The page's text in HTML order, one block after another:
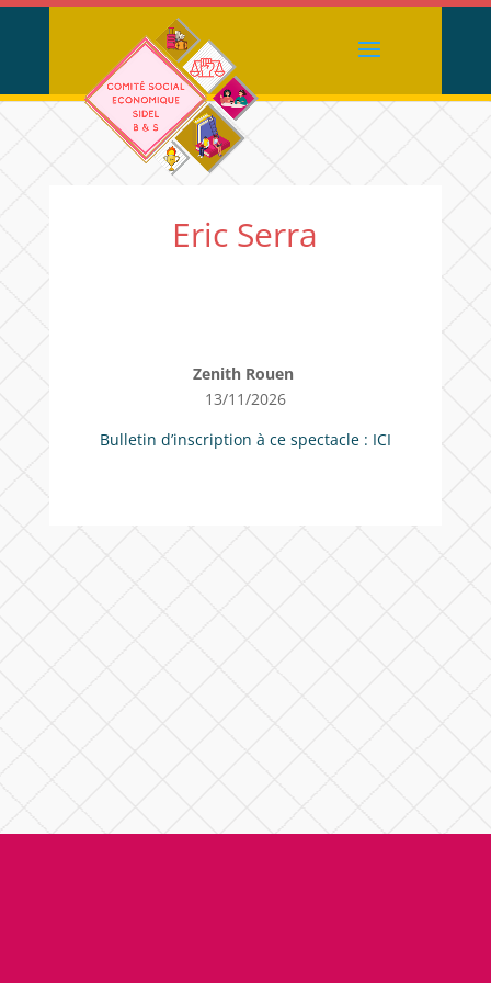
Eric Serra
Zenith Rouen
13/11/2026
Bulletin d’inscription à ce spectacle : ICI